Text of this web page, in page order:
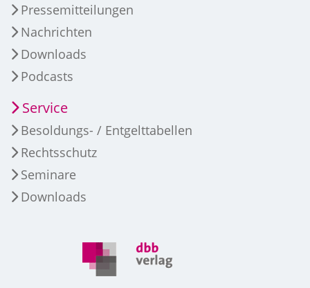
Pressemitteilungen
Nachrichten
Downloads
Podcasts
Service
Besoldungs- / Entgelttabellen
Rechtsschutz
Seminare
Downloads